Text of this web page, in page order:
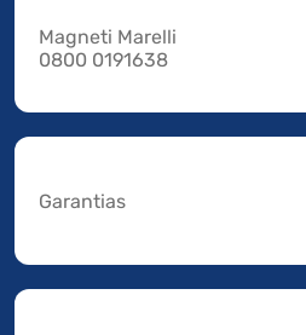
Magneti Marelli
0800 0191638
Garantias